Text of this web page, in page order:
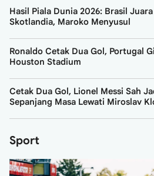
Hasil Piala Dunia 2026: Brasil
Skotlandia, Maroko Menyusul
Ronaldo Cetak Dua Gol, Portugal
Houston Stadium
Cetak Dua Gol, Lionel Messi Sah
Sepanjang Masa Lewati Miroslav
Sport